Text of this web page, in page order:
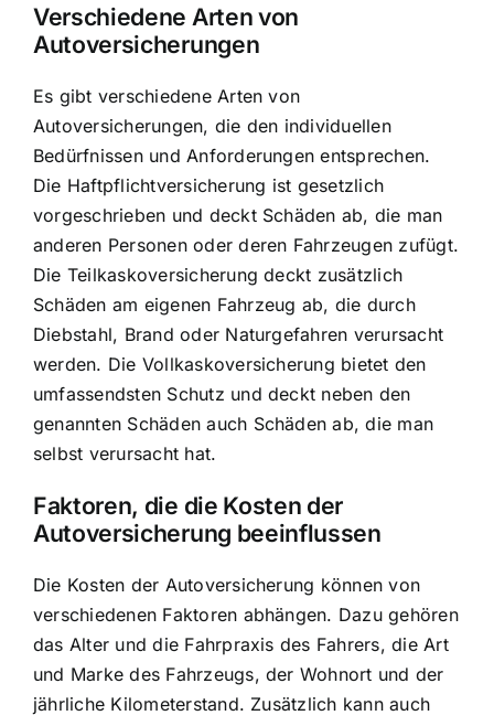
Verschiedene Arten von
Autoversicherungen
Es gibt verschiedene Arten von
Autoversicherungen, die den individuellen
Bedürfnissen und Anforderungen entsprechen.
Die Haftpflichtversicherung ist gesetzlich
vorgeschrieben und deckt Schäden ab, die man
anderen Personen oder deren Fahrzeugen zufügt.
Die Teilkaskoversicherung deckt zusätzlich
Schäden am eigenen Fahrzeug ab, die durch
Diebstahl, Brand oder Naturgefahren verursacht
werden. Die Vollkaskoversicherung bietet den
umfassendsten Schutz und deckt neben den
genannten Schäden auch Schäden ab, die man
selbst verursacht hat.
Faktoren, die die Kosten der
Autoversicherung beeinflussen
Die Kosten der Autoversicherung können von
verschiedenen Faktoren abhängen. Dazu gehören
das Alter und die Fahrpraxis des Fahrers, die Art
und Marke des Fahrzeugs, der Wohnort und der
jährliche Kilometerstand. Zusätzlich kann auch